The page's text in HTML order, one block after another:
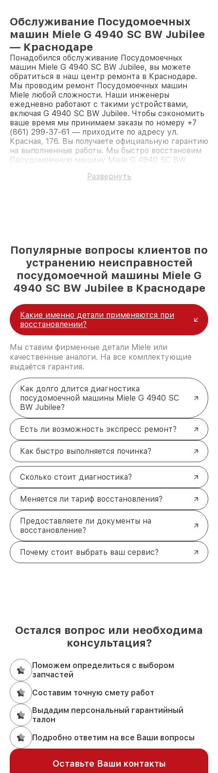
Обслуживание Посудомоечных
машин Miele G 4940 SC BW Jubilee
— Краснодаре
Понадобился обслуживание Посудомоечных
машин Miele G 4940 SC BW Jubilee, вы можете
обратиться в наш центр ремонта в Краснодаре.
Мы проводим ремонт Посудомоечных машин
Miele любой сложности. Наши инженеры
ежедневно работают с такими устройствами,
включая G 4940 SC BW Jubilee. Чтобы сэкономить
ваше время мы принимаем заказы по номеру +7
(861) 299-37-61 — приходите по адресу ул.
Красная, 176. Вы получаете официальную гарантию
на выполненные работы. Мы быстро восстановим
Посудомоечную машину Miele G 4940 SC BW
Развернуть
Популярные вопросы клиентов по
устранению неисправностей
посудомоечной машины Miele G
4940 SC BW Jubilee в Краснодаре
Какие именно детали применяются при
восстановлении?
Мы ставим фирменные детали Miele или
качественные аналоги. На все комплектующие
выдаётся гарантия.
Как долго длится диагностика
посудомоечной машины Miele G 4940 SC
BW Jubilee?
Есть ли возможность экспресс ремонт?
Как быстро выполняется починка?
Сколько стоит диагностика?
Меняется ли тариф восстановления?
Предоставляете ли документы на
восстановление?
Почему стоит выбрать ваш сервис?
Остался вопрос или необходима
консультация?
Поможем определиться с выбором
запчастей
Составим точную смету работ
Выдадим персональный гарантийный
талон
Подробно ответим на все Ваши вопросы
Оставьте Ваши контакты